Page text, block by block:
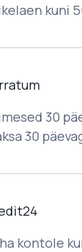
kuni
30
30
kontole